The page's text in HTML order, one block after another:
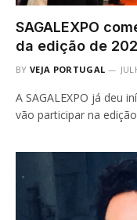
SAGALEXPO
da edição de
BY VEJA PORTUGAL
A SAGALEXPO já deu
vão participar na